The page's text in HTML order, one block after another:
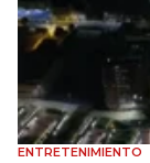
ENTRETENIMIENTO